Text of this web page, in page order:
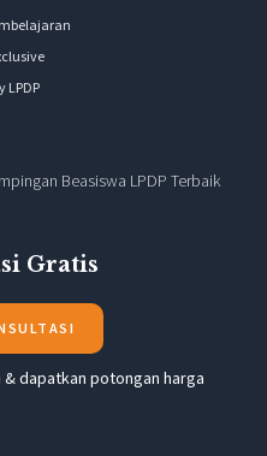
LPDP
Beasiswa LPDP Terbaik
Gratis
dapatkan potongan harga